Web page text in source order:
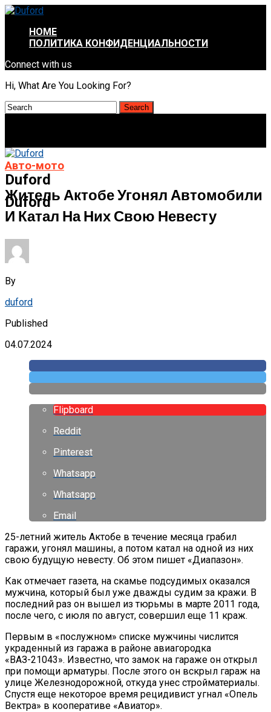
HOME
ПОЛИТИКА КОНФИДЕНЦИАЛЬНОСТИ
Connect with us
Hi, What Are You Looking For?
Duford
Duford
Авто-мото
Житель Актобе Угонял Автомобили
И Катал На Них Свою Невесту
By
duford
Published
04.07.2024
Flipboard
Reddit
Pinterest
Whatsapp
Whatsapp
Email
25-летний житель Актобе в течение месяца грабил
гаражи, угонял машины, а потом катал на одной из них
свою будущую невесту. Об этом пишет «Диапазон».
Как отмечает газета, на скамье подсудимых оказался
мужчина, который был уже дважды судим за кражи. В
последний раз он вышел из тюрьмы в марте 2011 года,
после чего, с июля по август, совершил еще 11 краж.
Первым в «послужном» списке мужчины числится
украденный из гаража в районе авиагородка
«ВАЗ-21043». Известно, что замок на гараже он открыл
при помощи арматуры. После этого он вскрыл гараж на
улице Железнодорожной, откуда унес стройматериалы.
Спустя еще некоторое время рецидивист угнал «Опель
Вектра» в кооперативе «Авиатор».